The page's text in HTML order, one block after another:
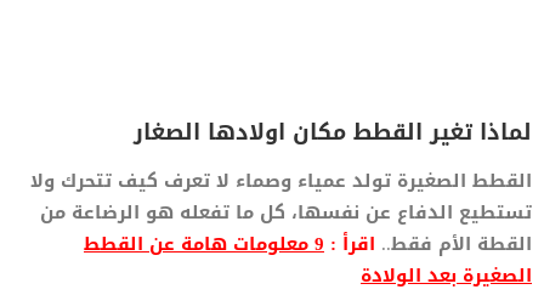
لماذا تغير القطط مكان اولادها الصغار
القطط الصغيرة تولد عمياء وصماء لا تعرف كيف تتحرك ولا
تستطيع الدفاع عن نفسها، كل ما تفعله هو الرضاعة من
القطة الأم فقط.. اقرأ : 9 معلومات هامة عن القطط
الصغيرة بعد الولادة